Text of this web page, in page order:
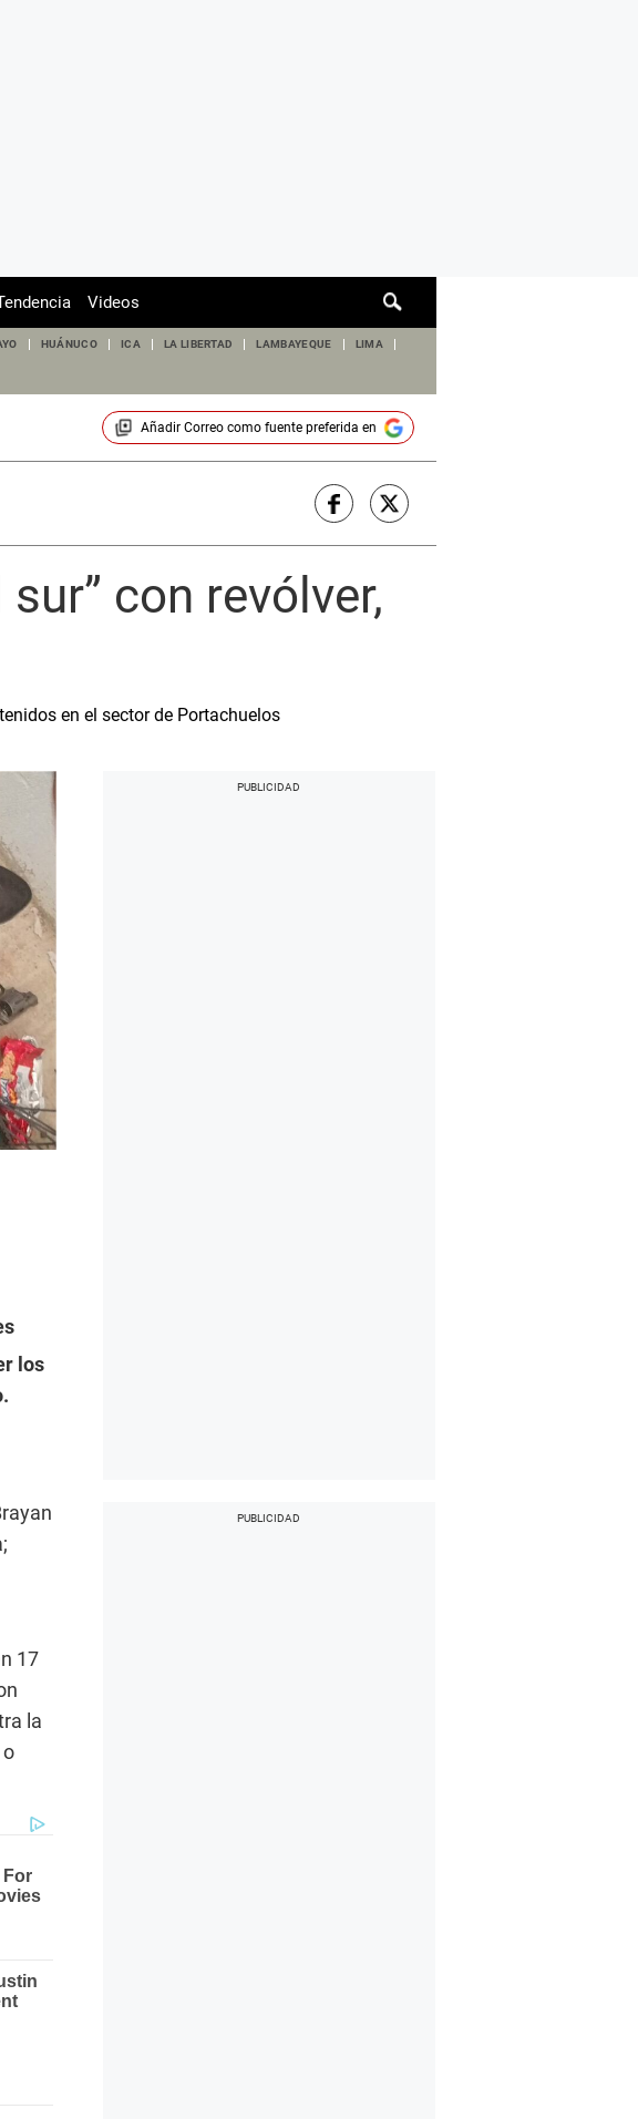
de
Videos
HUÁNUCO ICA LA LIBERTAD LAMBAYEQUE LIMA
Añadir Correocomo fuente preferida en
con revólver,
en el sector de Portachuelos
los
17
la